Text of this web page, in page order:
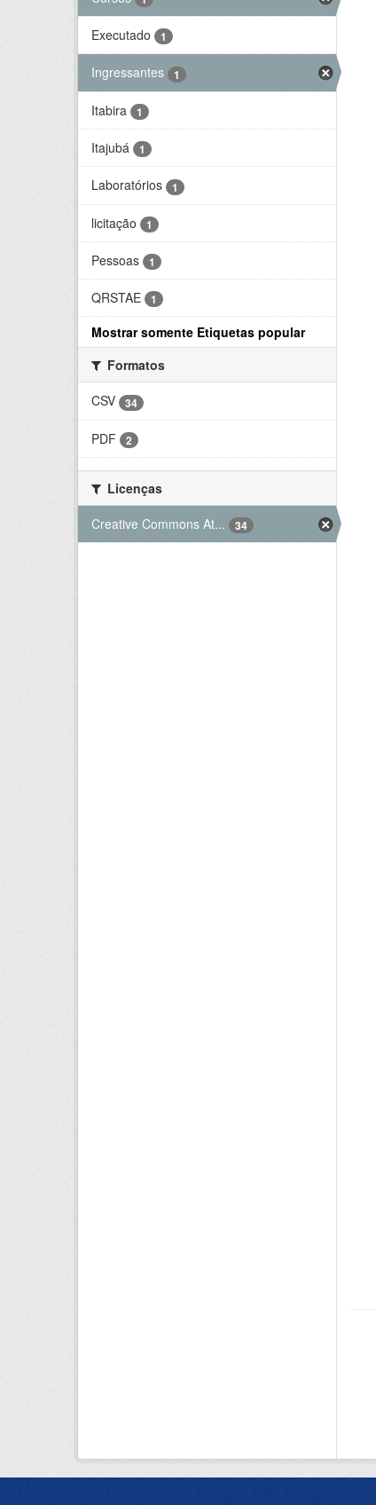
Executado 1
Ingressantes 1
Itabira 1
Itajubá 1
Laboratórios 1
licitação 1
Pessoas 1
QRSTAE 1
Mostrar somente Etiquetas popular
Formatos
CSV
34
PDF 2
Licenças
Creative Commons At...
34